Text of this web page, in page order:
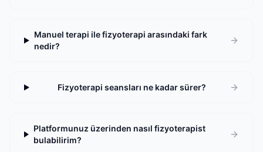
Manuel terapi ile fizyoterapi arasındaki fark
nedir?
Fizyoterapi seansları ne kadar sürer?
Platformunuz üzerinden nasıl fizyoterapist
bulabilirim?